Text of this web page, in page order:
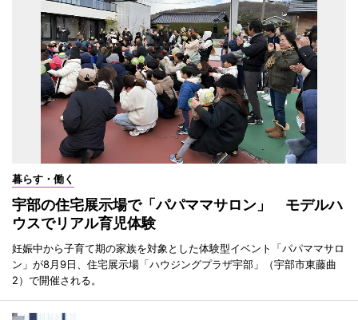
暮らす・働く
宇部の住宅展示場で「パパママサロン」 モデルハ
ウスでリアル育児体験
妊娠中から子育て期の家族を対象とした体験型イベント「パパママサロ
ン」が8月9日、住宅展示場「ハウジングプラザ宇部」（宇部市東藤曲
2）で開催される。